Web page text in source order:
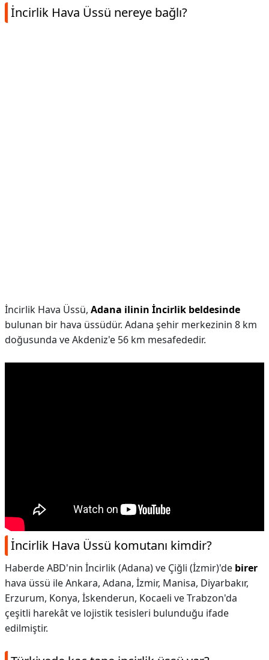
İncirlik Hava Üssü nereye bağlı?
İncirlik Hava Üssü, Adana ilinin İncirlik beldesinde
bulunan bir hava üssüdür. Adana şehir merkezinin 8 km
doğusunda ve Akdeniz'e 56 km mesafededir.
İncirlik Hava Üssü komutanı kimdir?
Haberde ABD'nin İncirlik (Adana) ve Çiğli (İzmir)'de birer
hava üssü ile Ankara, Adana, İzmir, Manisa, Diyarbakır,
Erzurum, Konya, İskenderun, Kocaeli ve Trabzon'da
çeşitli harekât ve lojistik tesisleri bulunduğu ifade
edilmiştir.